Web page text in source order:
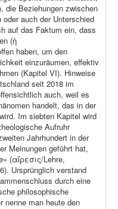
die Beziehungen zwischen
auch der Unterschied
auf das Faktum ein, dass
(ἡ
haben, um den
einzuräumen, effektiv
(Kapitel VI). Hinweise
seit 2018 im
auch, weil es
handelt, das in der
Im siebten Kapitel wird
Aufruhr
Jahrhundert in der
Meinungen geführt hat,
» (αἵρεσις/Lehre,
Ursprünglich verstand
durch eine
philosophische
nenne man heute den